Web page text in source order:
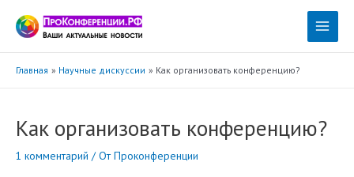
содержимому
Main
Главная Научные дискуссии Как организовать конференцию?
Как организовать конференцию?
1 комментарий / ОтПроконференции